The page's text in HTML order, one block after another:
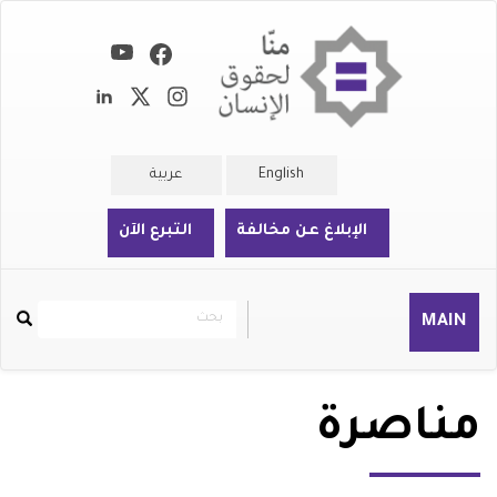
English عربية
الإبلاغ عن مخالفة التبرع الآن
MAIN
Rechercher
بحث
مناصرة